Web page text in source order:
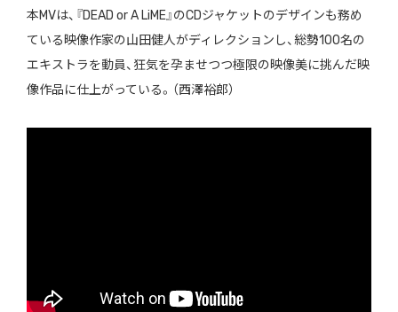
本MVは、『DEAD or A LiME』のCDジャケットのデザインも務め
ている映像作家の山田健人がディレクションし、総勢100名の
エキストラを動員、狂気を孕ませつつ極限の映像美に挑んだ映
像作品に仕上がっている。（西澤裕郎）